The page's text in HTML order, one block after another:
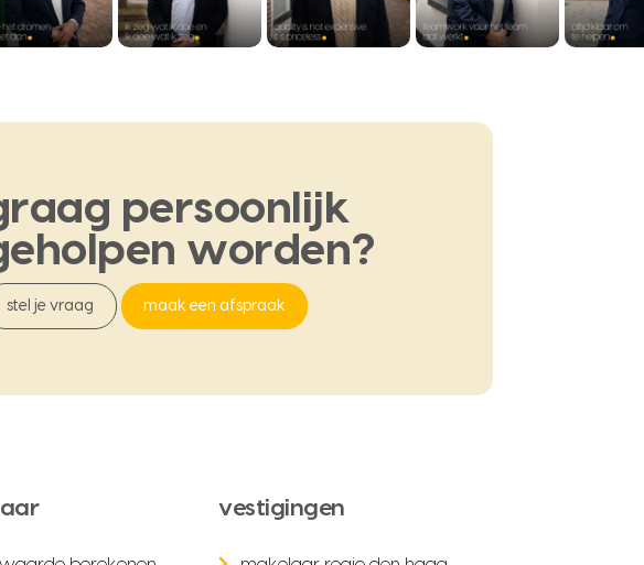
persoonlijk
worden?
stel je vraag maak een afspraak
vestigingen